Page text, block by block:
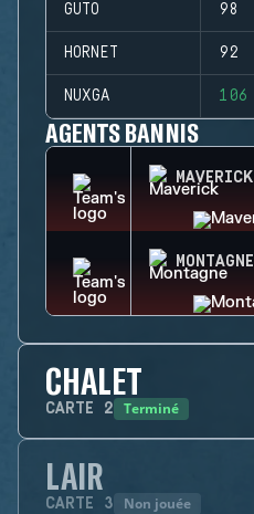
GUTO 98
HORNET 92
NUXGA 106
AGENTS BANNIS
MAVERICK
MONTAGNE
CHALET
CARTE 2 Terminé
LAIR
CARTE 3 Non jouée